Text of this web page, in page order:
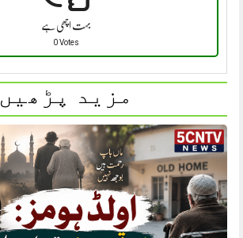
بہت اچھی ہے
0 Votes
مزید پڑھیں